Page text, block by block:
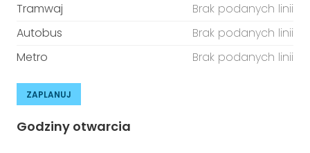
Tramwaj
Brak podanych linii
Autobus
Brak podanych linii
Metro
Brak podanych linii
ZAPLANUJ
Godziny otwarcia